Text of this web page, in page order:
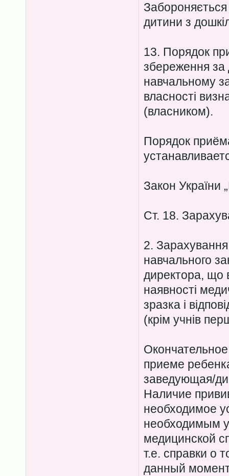
Забороняється
дитини з
13. Порядок
збереження за
навчальному
власності
(власником).
Порядок
Закон України
Ст. 18.
2. Зарахування
навчального
директора, що
наявності
зразка і
(крім учнів
приеме
заведующая/
Наличие
необходимое
необходимым
медицинской
т.е. справки о
данный